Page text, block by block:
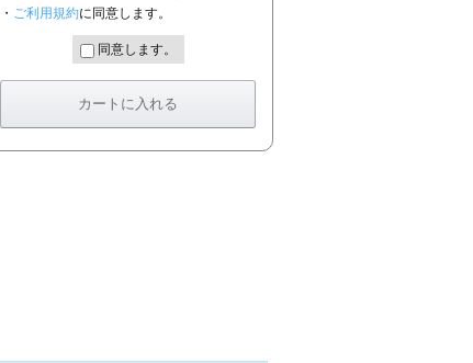
・ ご利用規約に同意します。
同意します。